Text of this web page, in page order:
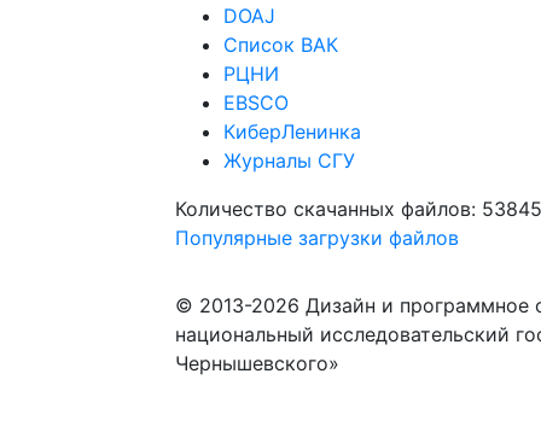
DOAJ
Список ВАК
РЦНИ
EBSCO
КиберЛенинка
Журналы СГУ
Количество скачанных файлов:
Популярные загрузки файлов
© 2013-2026 Дизайн и программное
национальный исследовательский
Чернышевского»